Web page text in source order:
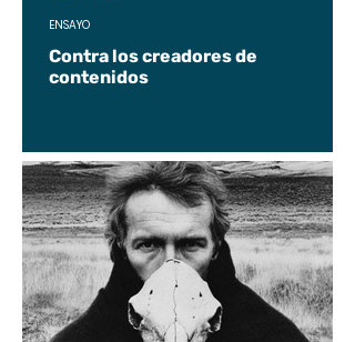
Contra los creadores de
contenidos
ENSAYO